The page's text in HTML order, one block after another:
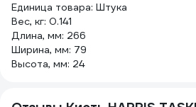
Единица товара: Штука
Вес, кг: 0.141
Длина, мм: 266
Ширина, мм: 79
Высота, мм: 24